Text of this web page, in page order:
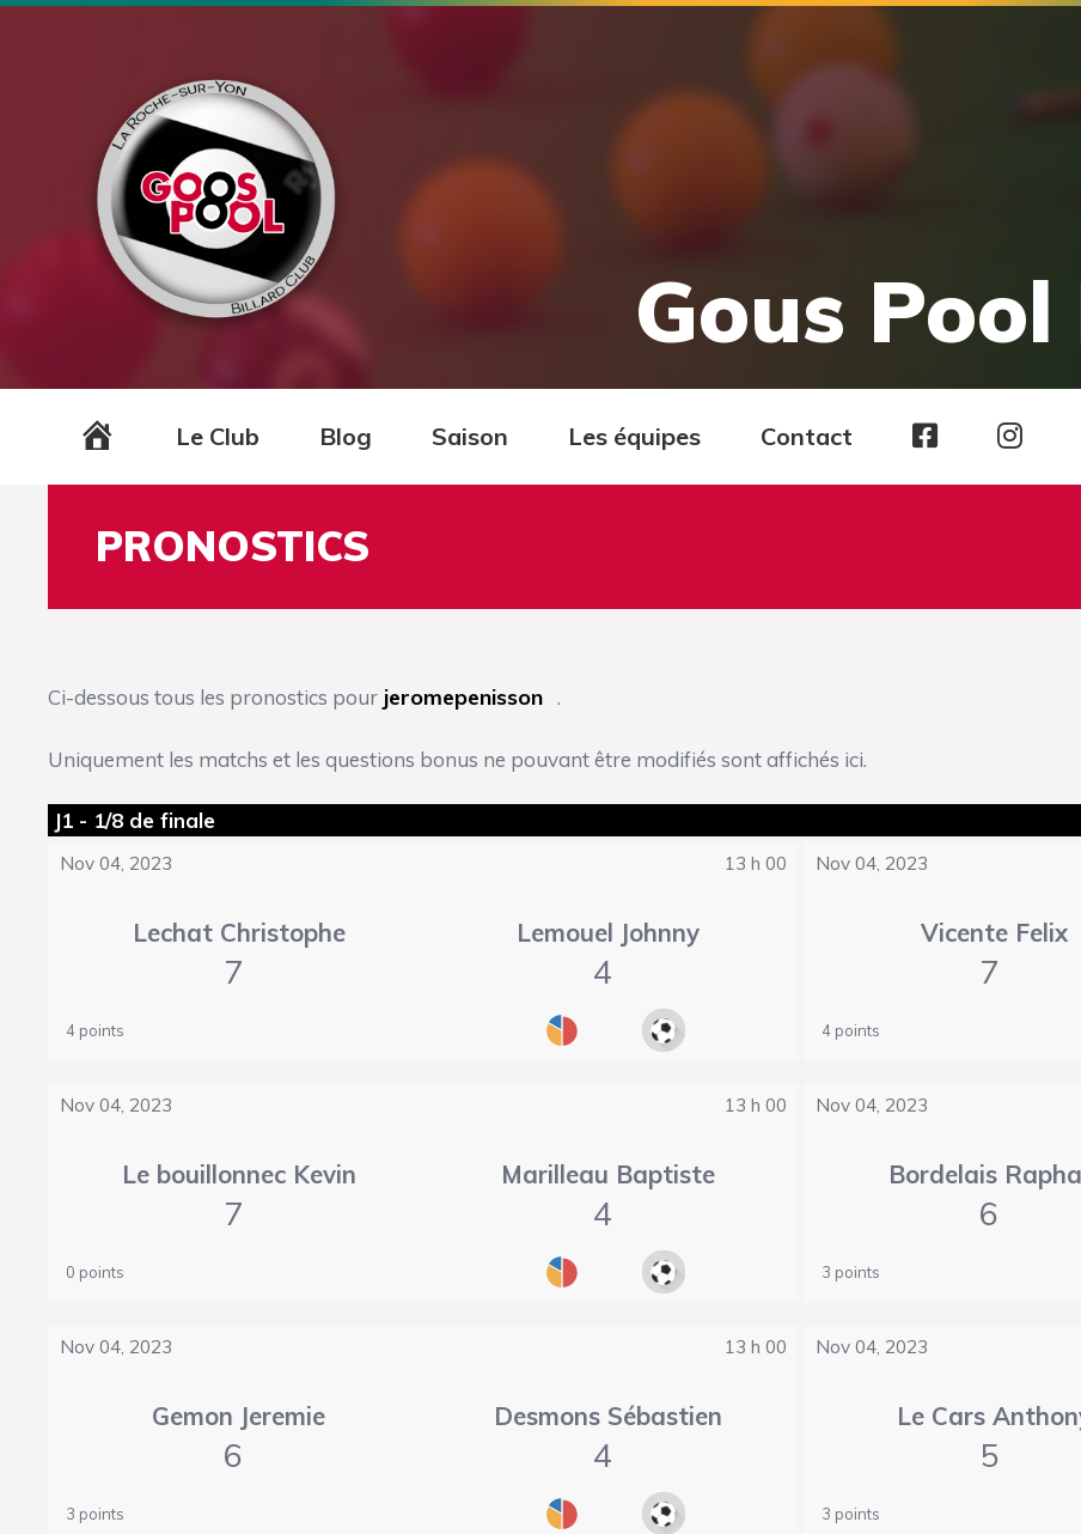
Gous
AccueilLe Club Blog Saison Les équipes Contact Page Page
PRONOSTICS
Ci-dessous tous les pronostics pour jeromepenisson .
Uniquement les matchs et les questions bonus ne pouvant être modifiés sont affichés ici.
J1 - 1/8 de finale
Nov 04, 2023 13 h 00
Lechat Christophe Lemouel Johnny
7 4
4 points
Nov 04, 2023
Vicente Felix
7
4 points
Nov 04, 2023 13 h 00
Le bouillonnec Kevin Marilleau Baptiste
7 4
0 points
Nov 04, 2023
Bordelais
6
3 points
Nov 04, 2023 13 h 00
Gemon Jeremie Desmons Sébastien
6 4
3 points
Nov 04, 2023
Le Cars
5
3 points